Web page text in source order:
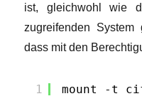
ist, gleichwohl wie
zugreifenden
dass mit den
1 mount -t